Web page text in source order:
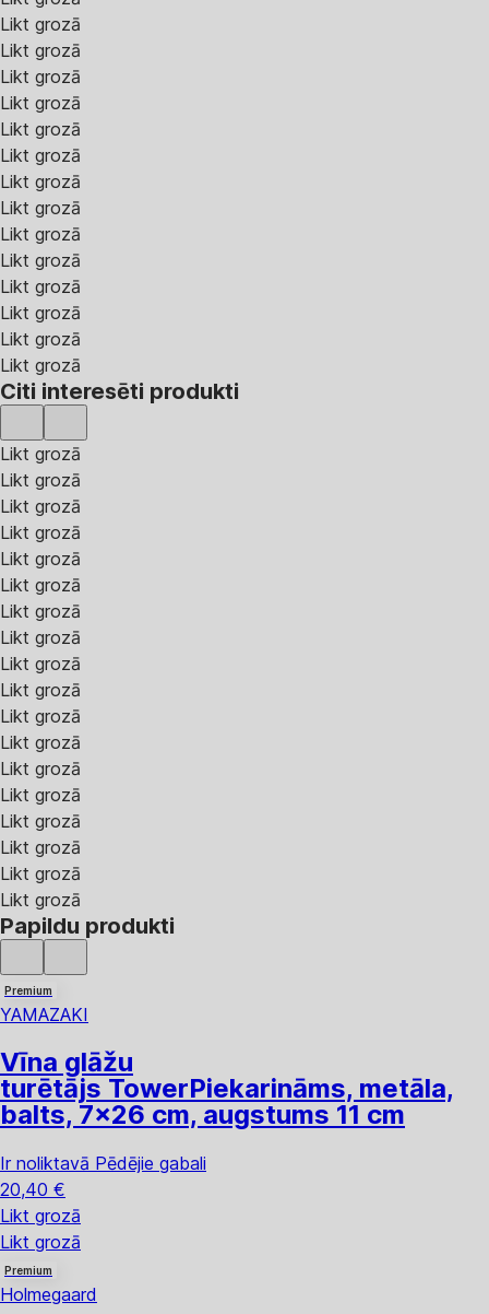
Likt grozā
Likt grozā
Likt grozā
Likt grozā
Likt grozā
Likt grozā
Likt grozā
Likt grozā
Likt grozā
Likt grozā
Likt grozā
Likt grozā
Likt grozā
Likt grozā
Citi interesēti produkti
Likt grozā
Likt grozā
Likt grozā
Likt grozā
Likt grozā
Likt grozā
Likt grozā
Likt grozā
Likt grozā
Likt grozā
Likt grozā
Likt grozā
Likt grozā
Likt grozā
Likt grozā
Likt grozā
Likt grozā
Likt grozā
Papildu produkti
Premium
YAMAZAKI
Vīna glāžu
turētājs TowerPiekarināms, metāla,
balts, 7x26 cm, augstums 11 cm
Ir noliktavā Pēdējie gabali
20,40 €
Likt grozā
Likt grozā
Premium
Holmegaard